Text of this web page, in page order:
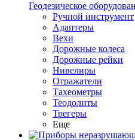
Геодезическое
Ручной инструмент
Адаптеры
Вехи
Дорожные колеса
Дорожные рейки
Нивелиры
Отражатели
Тахеометры
Теодолиты
Трегеры
Еще